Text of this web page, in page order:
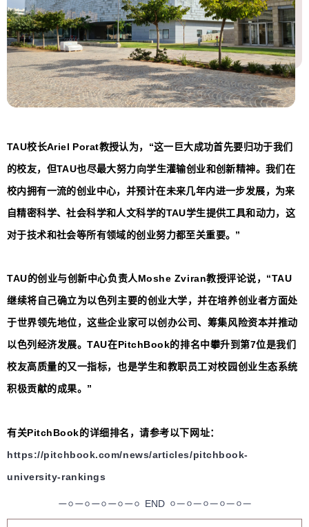
TAU校长Ariel Porat教授认为，“这一巨大成功首先要归功于我们
的校友，但TAU也尽最大努力向学生灌输创业和创新精神。我们在
校内拥有一流的创业中心，并预计在未来几年内进一步发展，为来
自精密科学、社会科学和人文科学的TAU学生提供工具和动力，这
对于技术和社会等所有领域的创业努力都至关重要。”
TAU的创业与创新中心负责人Moshe Zviran教授评论说，“TAU
继续将自己确立为以色列主要的创业大学，并在培养创业者方面处
于世界领先地位，这些企业家可以创办公司、筹集风险资本并推动
以色列经济发展。TAU在PitchBook的排名中攀升到第7位是我们
校友高质量的又一指标，也是学生和教职员工对校园创业生态系统
积极贡献的成果。”
有关PitchBook的详细排名，请参考以下网址：
https://pitchbook.com/news/articles/pitchbook-
university-rankings
END